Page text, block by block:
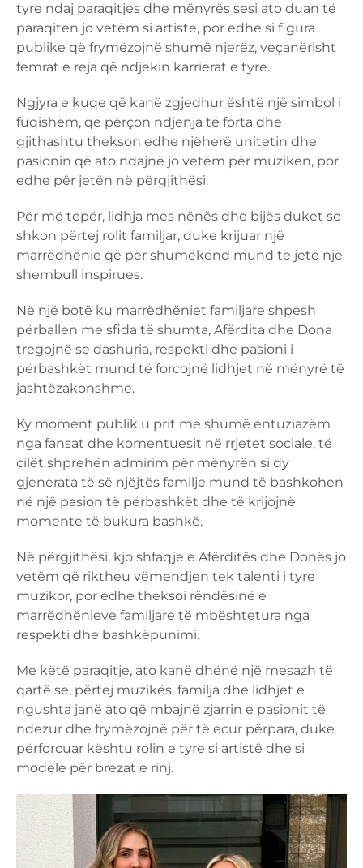
tyre ndaj paraqitjes dhe mënyrës sesi ato duan të
paraqiten jo vetëm si artiste, por edhe si figura
publike që frymëzojnë shumë njerëz, veçanërisht
femrat e reja që ndjekin karrierat e tyre.
Ngjyra e kuqe që kanë zgjedhur është një simbol i
fuqishëm, që përçon ndjenja të forta dhe
gjithashtu thekson edhe njëherë unitetin dhe
pasionin që ato ndajnë jo vetëm për muzikën, por
edhe për jetën në përgjithësi.
Për më tepër, lidhja mes nënës dhe bijës duket se
shkon përtej rolit familjar, duke krijuar një
marrëdhënie që për shumëkënd mund të jetë një
shembull inspirues.
Në një botë ku marrëdhëniet familjare shpesh
përballen me sfida të shumta, Afërdita dhe Dona
tregojnë se dashuria, respekti dhe pasioni i
përbashkët mund të forcojnë lidhjet në mënyrë të
jashtëzakonshme.
Ky moment publik u prit me shumë entuziazëm
nga fansat dhe komentuesit në rrjetet sociale, të
cilët shprehën admirim për mënyrën si dy
gjenerata të së njëjtës familje mund të bashkohen
në një pasion të përbashkët dhe të krijojnë
momente të bukura bashkë.
Në përgjithësi, kjo shfaqje e Afërditës dhe Donës jo
vetëm që riktheu vëmendjen tek talenti i tyre
muzikor, por edhe theksoi rëndësinë e
marrëdhënieve familjare të mbështetura nga
respekti dhe bashkëpunimi.
Me këtë paraqitje, ato kanë dhënë një mesazh të
qartë se, përtej muzikës, familja dhe lidhjet e
ngushta janë ato që mbajnë zjarrin e pasionit të
ndezur dhe frymëzojnë për të ecur përpara, duke
përforcuar kështu rolin e tyre si artistë dhe si
modele për brezat e rinj.